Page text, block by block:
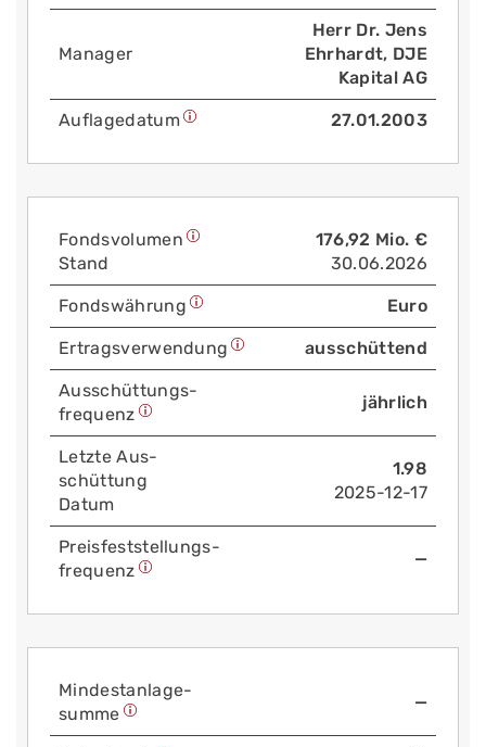
Manager
Herr Dr. Jens
Ehrhardt, DJE
Kapital AG
Auflage­datum 27.01.2003
Fonds­volumen
Stand
176,92 Mio. €
30.06.2026
Fonds­währung Euro
Ertrags­verwendung ausschüttend
Aus­schüttungs­
frequenz
jährlich
Letzte Aus­
schüttung
Datum
1.98
2025-12-17
Preis­fest­stellungs­
frequenz
—
Mindest­anlage­
summe
—